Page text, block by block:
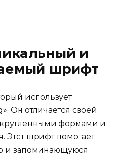
и
шрифт
использует
Он отличается своей
формами и
Этот шрифт помогает
и запоминающуюся